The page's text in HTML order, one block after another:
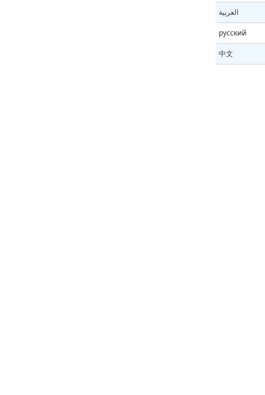
العربية
русский
中文